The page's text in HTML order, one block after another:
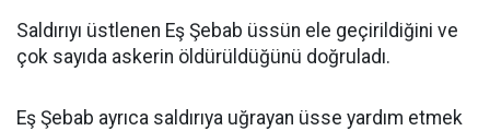
Saldırıyı üstlenen Eş Şebab üssün ele geçirildiğini ve
çok sayıda askerin öldürüldüğünü doğruladı.
Eş Şebab ayrıca saldırıya uğrayan üsse yardım etmek